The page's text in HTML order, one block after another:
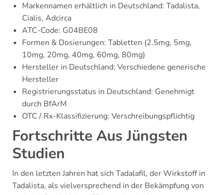
Markennamen erhältlich in Deutschland: Tadalista,
Cialis, Adcirca
ATC-Code: G04BE08
Formen & Dosierungen: Tabletten (2.5mg, 5mg,
10mg, 20mg, 40mg, 60mg, 80mg)
Hersteller in Deutschland: Verschiedene generische
Hersteller
Registrierungsstatus in Deutschland: Genehmigt
durch BfArM
OTC / Rx-Klassifizierung: Verschreibungspflichtig
Fortschritte Aus Jüngsten
Studien
In den letzten Jahren hat sich Tadalafil, der Wirkstoff in
Tadalista, als vielversprechend in der Bekämpfung von